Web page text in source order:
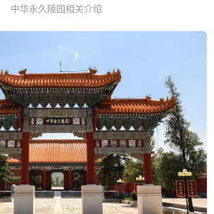
中华永久陵园相关介绍